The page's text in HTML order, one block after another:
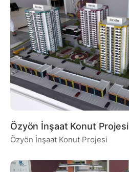
Özyön İnşaat Konut Projesi
Özyön İnşaat Konut Projesi